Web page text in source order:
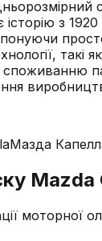
з
такі
споживанню
Мазда
моторної